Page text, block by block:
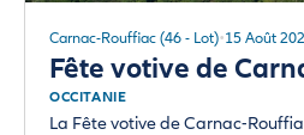
Carnac-Rouffiac (46 - Lot) 15 Août
Fête votive de
OCCITANIE
La Fête votive de Carnac-